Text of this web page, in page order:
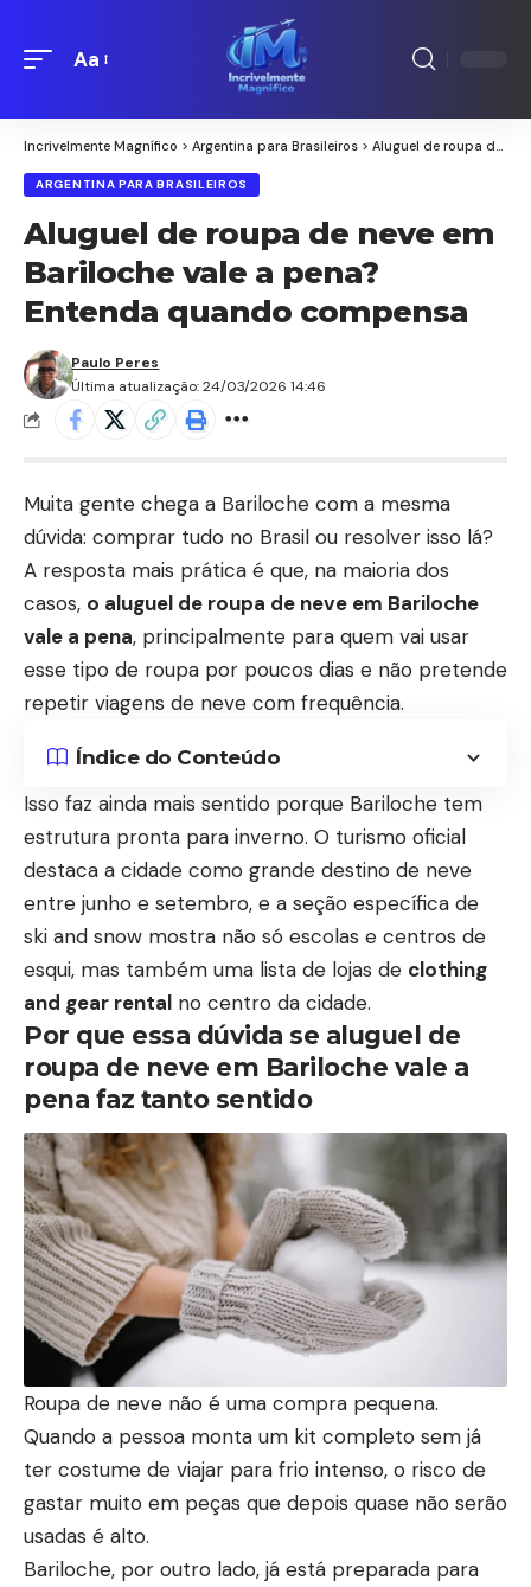
Redimensionamento
fontes
Aa
Incrivelmente Magnífico > Argentina para Brasileiros > Aluguel de roupa de neve em Bariloche vale a pena? Entenda quando compensa
ARGENTINA PARA BRASILEIROS
Aluguel de roupa de neve em
Bariloche vale a pena?
Entenda quando compensa
Última atualização: 24/03/2026 14:46
Paulo Peres
Muita gente chega a Bariloche com a mesma
dúvida: comprar tudo no Brasil ou resolver isso lá?
A resposta mais prática é que, na maioria dos
casos, o aluguel de roupa de neve em Bariloche
vale a pena, principalmente para quem vai usar
esse tipo de roupa por poucos dias e não pretende
repetir viagens de neve com frequência.
Índice do Conteúdo
Isso faz ainda mais sentido porque Bariloche tem
estrutura pronta para inverno. O turismo oficial
destaca a cidade como grande destino de neve
entre junho e setembro, e a seção específica de
ski and snow mostra não só escolas e centros de
esqui, mas também uma lista de lojas de clothing
and gear rental no centro da cidade.
Por que essa dúvida se aluguel de
roupa de neve em Bariloche vale a
pena faz tanto sentido
Roupa de neve não é uma compra pequena.
Quando a pessoa monta um kit completo sem já
ter costume de viajar para frio intenso, o risco de
gastar muito em peças que depois quase não serão
usadas é alto.
Bariloche, por outro lado, já está preparada para